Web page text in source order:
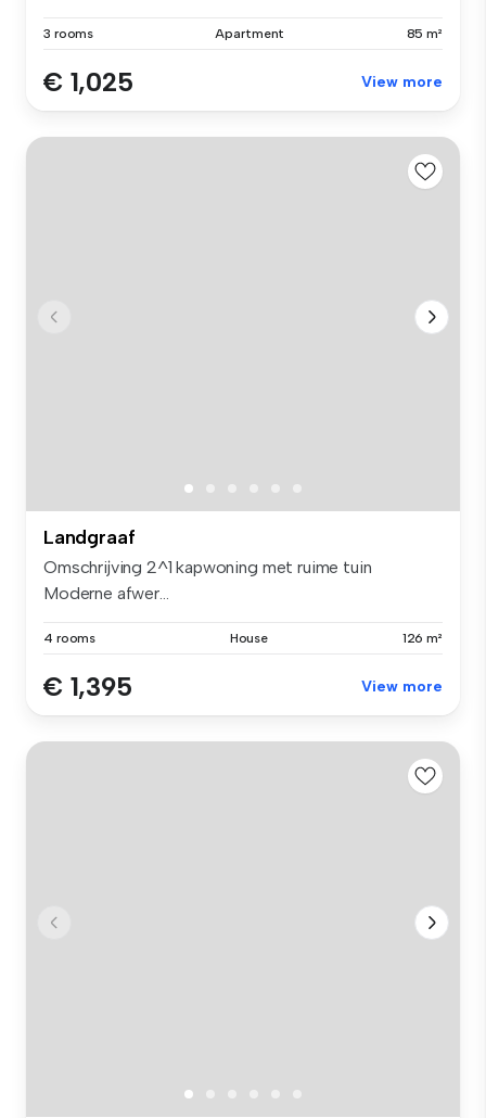
3 rooms Apartment 85 m²
€ 1,025 View more
Landgraaf
Omschrijving 2^1 kapwoning met ruime tuin
Moderne afwer...
4 rooms House 126 m²
€ 1,395 View more